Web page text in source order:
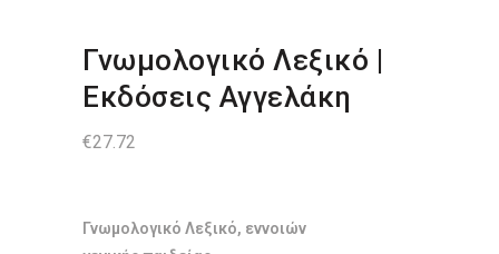
Γνωμολογικό Λεξικό |
Εκδόσεις Αγγελάκη
€27.72
Γνωμολογικό Λεξικό, εννοιών